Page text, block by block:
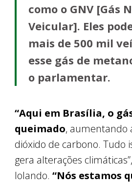
como o GNV [Gás
Veicular]. Eles
mais de 500 mil
esse gás de
o parlamentar.
“Aqui em Brasília, o
queimado, aumentando
dióxido de carbono. Tudo
gera alterações
Iolando. “Nós estamos